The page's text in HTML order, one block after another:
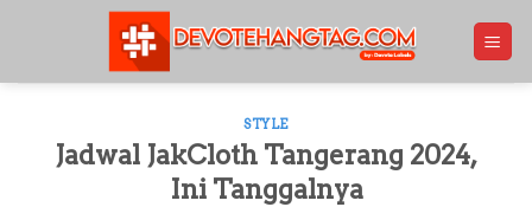
STYLE
Jadwal JakCloth Tangerang 2024,
Ini Tanggalnya